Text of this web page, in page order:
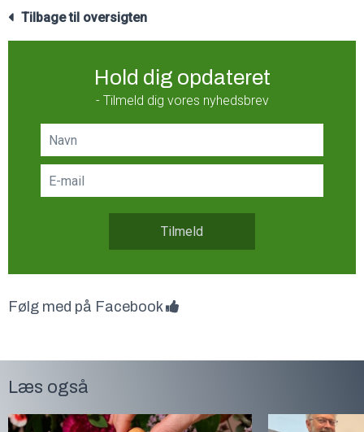
Tilbage til oversigten
Hold dig opdateret
- Tilmeld dig vores nyhedsbrev
Tilmeld
Følg med på Facebook
Læs også